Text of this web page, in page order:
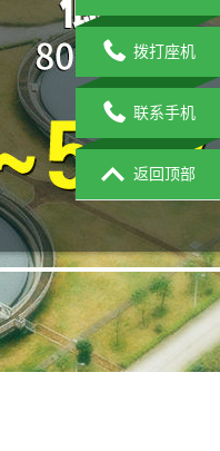
拨打座机
联系手机
返回顶部